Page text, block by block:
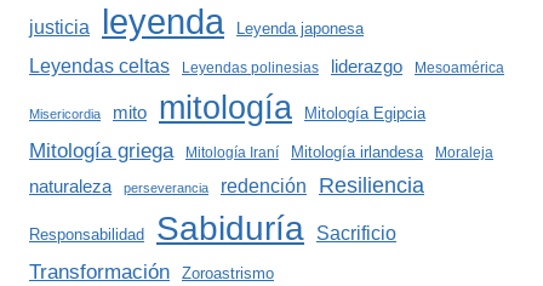
justicia leyenda Leyenda japonesa
Leyendas celtas Leyendas polinesias liderazgo Mesoamérica
Misericordia mito mitología Mitología Egipcia
Mitología griega Mitología Iraní Mitología irlandesa Moraleja
naturaleza perseverancia redención Resiliencia
Responsabilidad Sabiduría Sacrificio
Transformación Zoroastrismo